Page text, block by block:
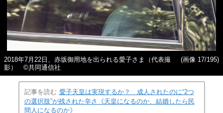
2018年7月22日、赤坂御用地を出られる愛子さま（代表撮
影） ©共同通信社
(画像 17/195)
記事を読む 愛子天皇は実現するか？ 成人されたのに“2つ
の選択肢”が残された辛さ《天皇になるのか、結婚したら民
間人になるのか》